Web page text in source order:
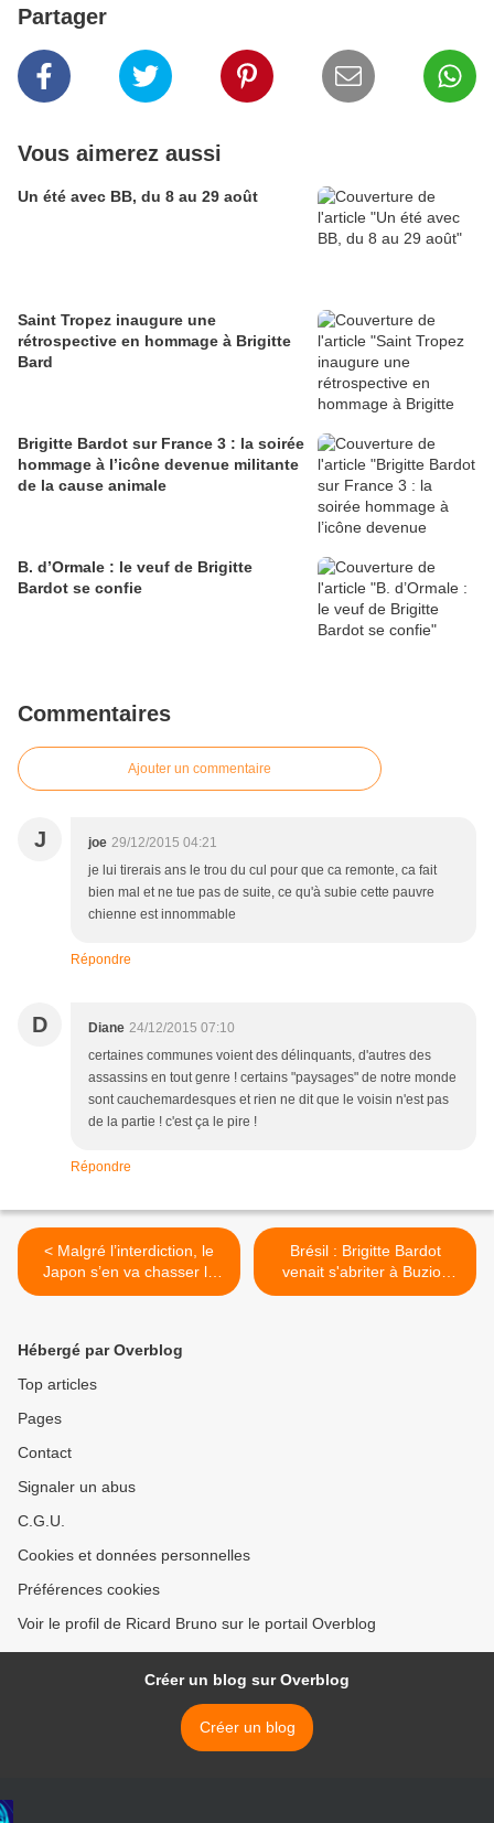
Partager
Vous aimerez aussi
Un été avec BB, du 8 au 29 août
Saint Tropez inaugure une
rétrospective en hommage à Brigitte
Bard
Brigitte Bardot sur France 3 : la soirée
hommage à l’icône devenue militante
de la cause animale
B. d’Ormale : le veuf de Brigitte
Bardot se confie
Commentaires
Ajouter un commentaire
J joe 29/12/2015 04:21
je lui tirerais ans le trou du cul pour que ca remonte, ca fait
bien mal et ne tue pas de suite, ce qu'à subie cette pauvre
chienne est innommable
Répondre
D Diane 24/12/2015 07:10
certaines communes voient des délinquants, d'autres des
assassins en tout genre ! certains "paysages" de notre monde
sont cauchemardesques et rien ne dit que le voisin n'est pas
de la partie ! c'est ça le pire !
Répondre
< Malgré l’interdiction, le
Japon s’en va chasser la
baleine En savoir plus sur :
Brésil : Brigitte Bardot
venait s'abriter à Buzios
quand elle était traquée >
Hébergé par Overblog
Top articles
Pages
Contact
Signaler un abus
C.G.U.
Cookies et données personnelles
Préférences cookies
Voir le profil de Ricard Bruno sur le portail Overblog
Créer un blog sur Overblog
Créer un blog